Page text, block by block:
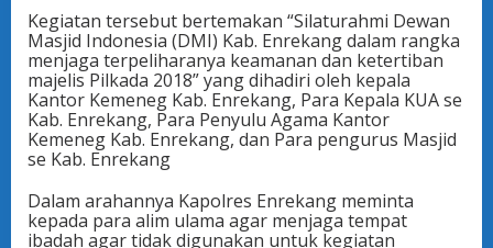
Kegiatan tersebut bertemakan “Silaturahmi Dewan
Masjid Indonesia (DMI) Kab. Enrekang dalam rangka
menjaga terpeliharanya keamanan dan ketertiban
majelis Pilkada 2018” yang dihadiri oleh kepala
Kantor Kemeneg Kab. Enrekang, Para Kepala KUA se
Kab. Enrekang, Para Penyulu Agama Kantor
Kemeneg Kab. Enrekang, dan Para pengurus Masjid
se Kab. Enrekang
Dalam arahannya Kapolres Enrekang meminta
kepada para alim ulama agar menjaga tempat
ibadah agar tidak digunakan untuk kegiatan